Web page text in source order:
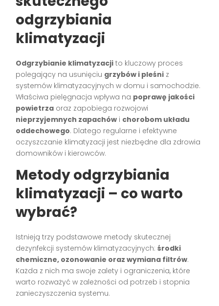
odgrzybiania
klimatyzacji
Odgrzybianie klimatyzacji to kluczowy proces
polegający na usunięciu grzybów i pleśni z
systemów klimatyzacyjnych w domu i samochodzie.
Właściwa pielęgnacja wpływa na poprawę jakości
powietrza oraz zapobiega rozwojowi
nieprzyjemnych zapachów i chorobom układu
oddechowego. Dlatego regularne i efektywne
oczyszczanie klimatyzacji jest niezbędne dla zdrowia
domowników i kierowców.
Metody odgrzybiania
klimatyzacji – co warto
wybrać?
Istnieją trzy podstawowe metody skutecznej
dezynfekcji systemów klimatyzacyjnych:środki
chemiczne, ozonowanie oraz wymiana filtrów.
Każda z nich ma swoje zalety i ograniczenia, które
warto rozważyć w zależności od potrzeb i stopnia
zanieczyszczenia systemu.